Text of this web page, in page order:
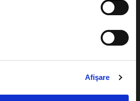
Afişare
Plata online sau cash